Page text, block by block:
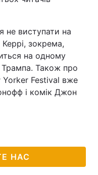
не виступати на
зокрема,
на одному
Також про
Yorker Festival вже
і комік Джон
НАС